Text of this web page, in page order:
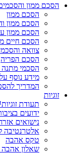
הסכם ממון
הסכם ממון
הסכם ממון
הסכם ממון
הסכם חיים
צוואה
הסכם הפריה
הסכמי מתנה
מידע נוסף
המדריך
זוגיות
תעודת
ידועים
נישואים
אלטרנטיבה
טקס אהבה
שאלון אהבה